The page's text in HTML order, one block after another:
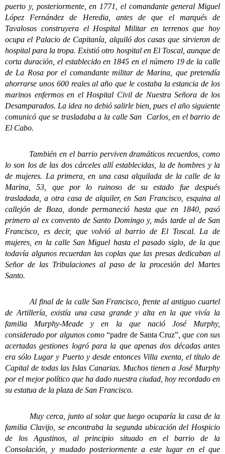
puerto y, posteriormente, en 1771, el comandante general Miguel
López Fernández de Heredia, antes de que el marqués de
Tavalosos construyera el Hospital Militar en terrenos que hoy
ocupa el Palacio de Capitanía, alquiló dos casas que sirvieron de
hospital para la tropa. Existió otro hospital en El Toscal, aunque de
corta duración, el establecido en 1845 en el número 19 de la calle
de La Rosa por el comandante militar de Marina, que pretendía
ahorrarse unos 600 reales al año que le costaba la estancia de los
marinos enfermos en el Hospital Civil de Nuestra Señora de los
Desamparados. La idea no debió salirle bien, pues el año siguiente
comunicó que se trasladaba a la calle San Carlos, en el barrio de
El Cabo.
También en el barrio perviven dramáticos recuerdos, como
lo son los de las dos cárceles allí establecidas, la de hombres y la
de mujeres. La primera, en una casa alquilada de la calle de la
Marina, 53, que por lo ruinoso de su estado fue después
trasladada, a otra casa de alquiler, en San Francisco, esquina al
callejón de Boza, donde permaneció hasta que en 1840, pasó
primero al ex convento de Santo Domingo y, más tarde al de San
Francisco, es decir, que volvió al barrio de El Toscal. La de
mujeres, en la calle San Miguel hasta el pasado siglo, de la que
todavía algunos recuerdan las coplas que las presas dedicaban al
Señor de las Tribulaciones al paso de la procesión del Martes
Santo.
Al final de la calle San Francisco, frente al antiguo cuartel
de Artillería, existía una casa grande y alta en la que vivía la
familia Murphy-Meade y en la que nació José Murphy,
considerado por algunos como“padre de Santa Cruz” , que con sus
acertadas gestiones logró para la que apenas dos décadas antes
era sólo Lugar y Puerto y desde entonces Villa exenta, el título de
Capital de todas las Islas Canarias. Muchos tienen a José Murphy
por el mejor político que ha dado nuestra ciudad, hoy recordado en
su estatua de la plaza de San Francisco.
Muy cerca, junto al solar que luego ocuparía la casa de la
familia Clavijo, se encontraba la segunda ubicación del Hospicio
de los Agustinos, al principio situado en el barrio de la
Consolación, y mudado posteriormente a este lugar en el que